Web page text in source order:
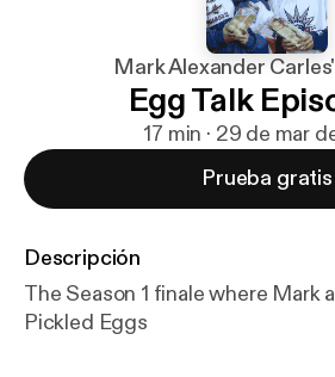
Mark Alexander
Egg Talk
17 min · 29 de mar
Prueba gratis
Descripción
The Season 1 finale where Mark
Pickled Eggs